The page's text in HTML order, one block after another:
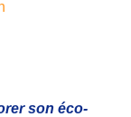
son éco-